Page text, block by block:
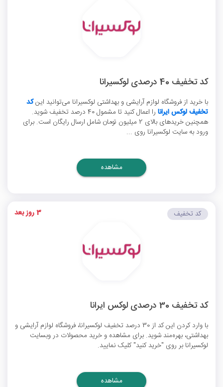
کد تخفیف 40 درصدی لوکسیرانا
با خرید از فروشگاه لوازم آرایشی و بهداشتی لوکسیرانا می‌توانید اینکد
تخفیف لوکس ایرانا
را اعمال کنید تا مشمول 40 درصد تخفیف شوید.
همچنین خریدهای بالای 2 میلیون تومان شامل ارسال رایگان است. برای
ورود به سایت لوکسیرانا روی ...
مشاهده
کد تخفیف 30 درصدی لوکس ایرانا
با وارد کردن این کد از 30 درصد تخفیف لوکسیرانا، فروشگاه لوازم آرایشی و
بهداشتی، بهره‌مند شوید. برای مشاهده و خرید محصولات در وبسایت
لوکسیرانا بر روی "خرید کنید" کلیک نمایید.
کد تخفیف 3 روز بعد
مشاهده